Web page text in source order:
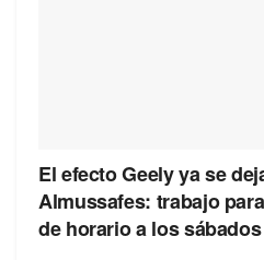
El efecto Geely ya se
Almussafes: trabajo
de horario a los sábados